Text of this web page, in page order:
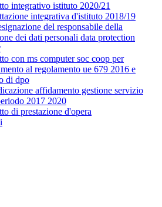
integrativo istituto 2020/21
integrativa d'istituto 2018/19
del responsabile della
dei dati personali data protection
con ms computer soc coop per
al regolamento ue 679 2016 e
di dpo
affidamento gestione servizio
2017 2020
di prestazione d'opera